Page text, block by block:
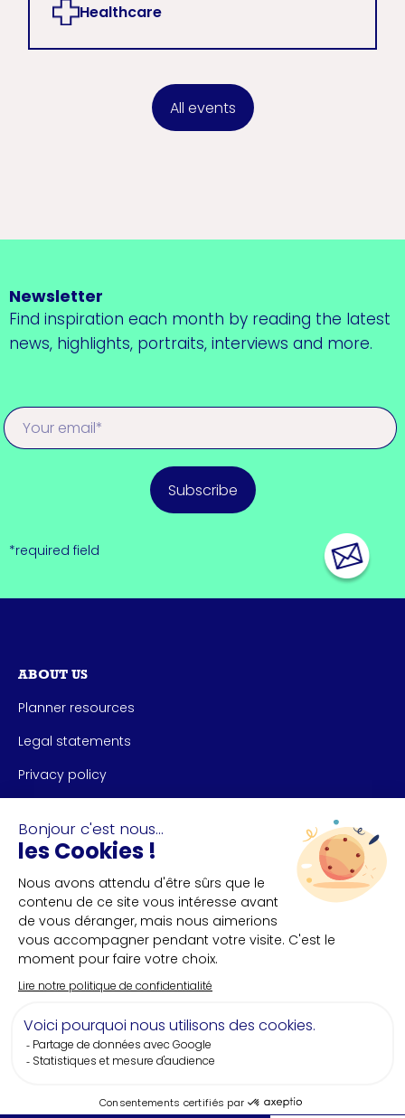
Healthcare
All events
Newsletter
Find inspiration each month by reading the latest
news, highlights, portraits, interviews and more.
Subscribe
*required field
ABOUT US
Planner resources
Legal statements
Privacy policy
CONTACT US
+33(0)2 40 35 55 **
FOLLOW US